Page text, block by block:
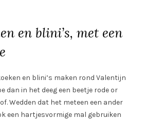
en blini’s, met een
en blini’s maken rond Valentijn
dan in het deeg een beetje rode or
Wedden dat het meteen een ander
een hartjesvormige mal gebruiken